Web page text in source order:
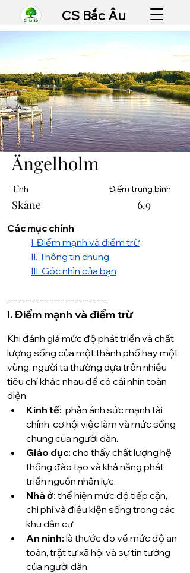
CS Bắc Âu
Ängelholm
Tỉnh Điểm trung bình
Skåne 6.9
Các mục chính
I. Điểm mạnh và điểm trừ
II. Thông tin chung
III. Góc nhìn của bạn
----------------------------
I. Điểm mạnh và điểm trừ
Khi đánh giá mức độ phát triển và chất
lượng sống của một thành phố hay một
vùng, người ta thường dựa trên nhiều
tiêu chí khác nhau để có cái nhìn toàn
diện.
Kinh tế: phản ánh sức mạnh tài
chính, cơ hội việc làm và mức sống
chung của người dân.
Giáo dục: cho thấy chất lượng hệ
thống đào tạo và khả năng phát
triển nguồn nhân lực.
Nhà ở: thể hiện mức độ tiếp cận,
chi phí và điều kiện sống trong các
khu dân cư.
An ninh: là thước đo về mức độ an
toàn, trật tự xã hội và sự tin tưởng
của người dân.